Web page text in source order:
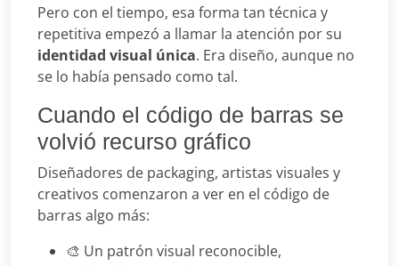
Pero con el tiempo, esa forma tan técnica y
repetitiva empezó a llamar la atención por su
identidad visual única. Era diseño, aunque no
se lo había pensado como tal.
Cuando el código de barras se
volvió recurso gráfico
Diseñadores de packaging, artistas visuales y
creativos comenzaron a ver en el código de
barras algo más:
🎨 Un patrón visual reconocible,